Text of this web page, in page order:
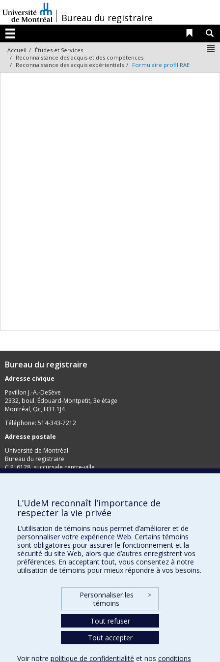
au
contenu
/Bureau du registraire
Menu
Liens
Accueil
Études et Services
Reconnaissance des acquis et des compétences
Reconnaissance des acquis expérientiels
Formulaire profil RAE
Bureau du registraire
Adresse civique
Pavillon J.-A.-DeSève
2332, boul. Édouard-Montpetit, 3e étage
Montréal, Qc, H3T 1J4
Téléphone: 514-343-7212
Adresse postale
Université de Montréal
Bureau du registraire
C.P. 6128, succursale centre-ville
Montréal, Qc, H3C 3J7
L’UdeM reconnaît l’importance de
respecter la vie privée
L’utilisation de témoins nous permet d’améliorer et de
personnaliser votre expérience Web. Certains témoins
sont obligatoires pour assurer le fonctionnement et la
sécurité du site Web, alors que d’autres enregistrent vos
préférences. En acceptant tout, vous consentez à notre
utilisation de témoins pour mieux répondre à vos besoins.
Personnaliser les
témoins
>
Tout refuser
Tout accepter
Voir notre politique de confidentialité et nos conditions